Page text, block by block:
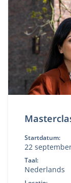
Startdatum:
22
Taal:
Nederlands